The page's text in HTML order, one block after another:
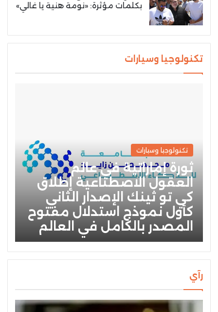
بكلمات مؤثرة: «نومة هنية يا غالي»
تكنولوجيا وسيارات
تكنولوجيا وسيارات
ثورة إماراتية في عالم
العقول الاصطناعية إطلاق
كي تو ثينك الإصدار الثاني
كأول نموذج استدلال مفتوح
المصدر بالكامل في العالم
رآي